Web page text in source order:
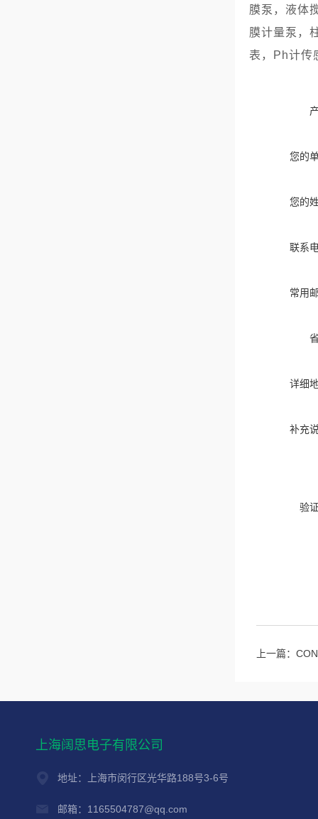
膜泵，液体
膜计量泵，
表，Ph计传
您的
您的
联系
常用
详细
补充
验
上一篇：
上海阔思电子有限公司
地址：上海市闵行区光华路188号3-6号
邮箱：1165504787@qq.com